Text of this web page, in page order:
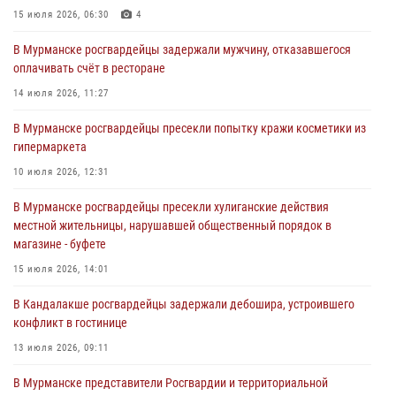
города Кандалакши
Сотрудники Росгвардии провели инструктаж по
антитеррористической защищенности для членов избирательных
31 июля 2026, 08:48 3
Сотрудники Росгвардии задержали мужчину, не оплатившего счет в
30 июля 2026, 14:09
В Управлении Росгвардии по Мурманской области прошло пожарно-
тактическое занятие совместно с МЧС России
15 июля 2026, 06:30 4
В Мурманске росгвардейцы задержали мужчину, отказавшегося
оплачивать счёт в ресторане
14 июля 2026, 11:27
В Мурманске росгвардейцы пресекли попытку кражи косметики из
гипермаркета
10 июля 2026, 12:31
В Мурманске росгвардейцы пресекли хулиганские действия
местной жительницы, нарушавшей общественный порядок в
магазине - буфете
15 июля 2026, 14:01
В Кандалакше росгвардейцы задержали дебошира, устроившего
конфликт в гостинице
13 июля 2026, 09:11
В Мурманске представители Росгвардии и территориальной